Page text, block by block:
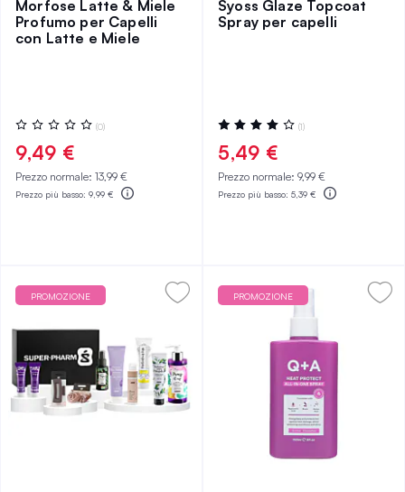
Morfose Latte & Miele
Profumo per Capelli
con Latte e Miele
Valutazione:
0%
(0)
9,49 €
Prezzo normale: 13,99 €
Prezzo più basso: 9,99 €
Syoss Glaze Topcoat
Spray per capelli
Valutazione:
80%
(1)
5,49 €
Prezzo normale: 9,99 €
Prezzo più basso: 5,39 €
PROMOZIONE PROMOZIONE